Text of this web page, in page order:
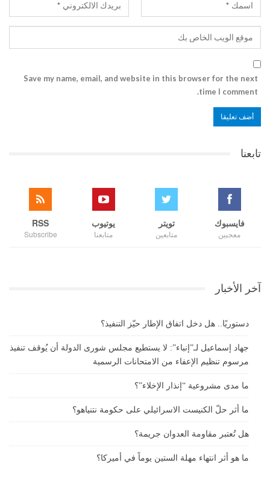
Save my name, email, and website in this browser for the next
time I comment.
تابعنا
فايسبوك
معجبين
تويتر
متابعين
يوتيوب
متابعنا
RSS
Subscribe
آخر الأخبار
دستوريًا.. هل دخل اتفاق الإطار حيّز التنفيذ؟
جهاد إسماعيل لـ”إنباء”: لا يستطيع مجلس شورى الدولة أن يُوقف تنفيذ
مرسوم تنظيم الإعفاء من الامتحانات الرسمية
ما مدى مشروعية “إنذار الإخلاء”؟
ما أثر حلّ الكنيست الاسرائيلي على حكومة نتنياهو؟
هل تُعتبر مقاومة العدوان جريمة؟
ما هو أثر انتهاء مهلة الستين يوماً في أميركا؟